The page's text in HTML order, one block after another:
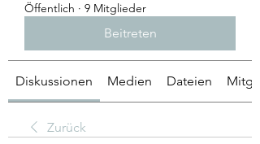
Öffentlich · 9 Mitglieder
Beitreten
Diskussionen Medien Dateien
Zurück